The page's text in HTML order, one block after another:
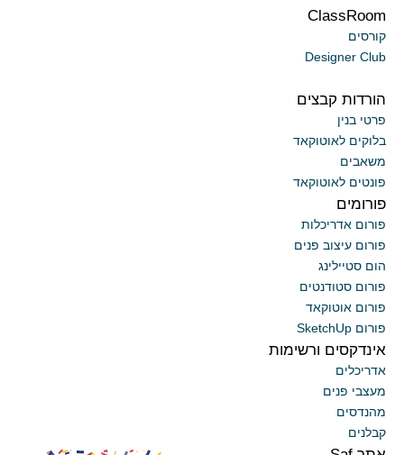
ClassRoom
קורסים
Designer Club
הורדות קבצים
פרטי בנין
בלוקים לאוטוקאד
משאבים
פונטים לאוטוקאד
פורומים
פורום אדריכלות
פורום עיצוב פנים
הום סטיילינג
פורום סטודנטים
פורום אוטוקאד
פורום SketchUp
אינדקסים ורשימות
אדריכלים
מעצבי פנים
מהנדסים
קבלנים